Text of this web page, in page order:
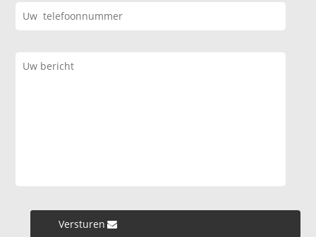
Versturen »